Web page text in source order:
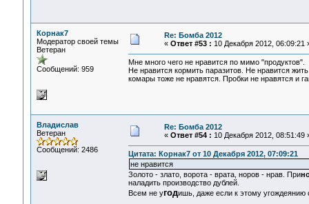
Корнак7
Модератор своей темы
Ветеран
Сообщений: 959
Re: Бомба 2012
« Ответ #53 : 10 Декабря 2012, 06:09:21
Мне много чего не нравится по мимо "продуктов".
Не нравится кормить паразитов. Не нравится
комары тоже не нравятся. Пробки не нравятся и
Владислав
Ветеран
Сообщений: 2486
Re: Бомба 2012
« Ответ #54 : 10 Декабря 2012, 08:51:49
Цитата: Корнак7 от 10 Декабря 2012, 07:09:21
не нравится
Золото - злато, ворота - врата, норов - нрав. При
наладить производство дублей.
Всем не угодишь, даже если к этому